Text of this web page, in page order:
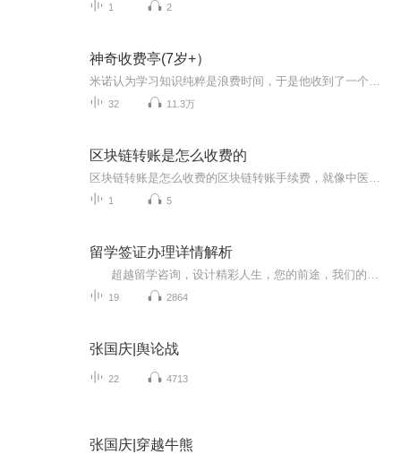
1 2
神奇收费亭(7岁+）
32 11.3万
区块链转账是怎么收费的
1 5
留学签证办理详情解析
19 2864
张国庆|舆论战
22 4713
张国庆|穿越牛熊